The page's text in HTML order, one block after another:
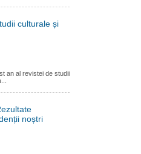
culturale și
an al revistei de studii
noștri